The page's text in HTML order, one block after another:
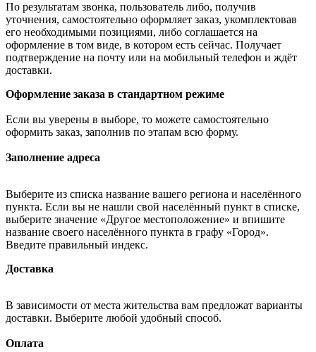
По результатам звонка, пользователь либо, получив
уточнения, самостоятельно оформляет заказ, укомплектовав
его необходимыми позициями, либо соглашается на
оформление в том виде, в котором есть сейчас. Получает
подтверждение на почту или на мобильный телефон и ждёт
доставки.
Оформление заказа в стандартном режиме
Если вы уверены в выборе, то можете самостоятельно
оформить заказ, заполнив по этапам всю форму.
Заполнение адреса
Выберите из списка название вашего региона и населённого
пункта. Если вы не нашли свой населённый пункт в списке,
выберите значение «Другое местоположение» и впишите
название своего населённого пункта в графу «Город».
Введите правильный индекс.
Доставка
В зависимости от места жительства вам предложат варианты
доставки. Выберите любой удобный способ.
Оплата